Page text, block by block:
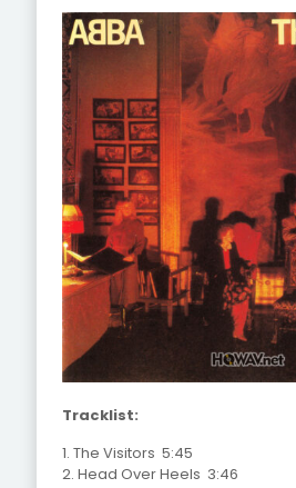
Tracklist:
1. The Visitors 5:45
2. Head Over Heels 3:46